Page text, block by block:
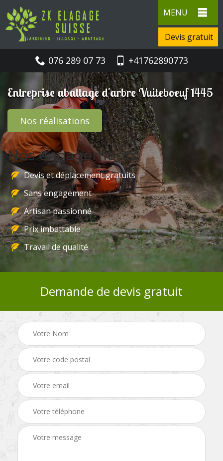
MENU
Devis gratuit
076 289 07 73 +41762890773
Entreprise abattage d'arbre Vuiteboeuf 1445
Nos réalisations
Nos engagements
Devis et déplacement gratuits
Sans engagement
Artisan passionné
Prix imbattable
Travail de qualité
Demande de devis gratuit